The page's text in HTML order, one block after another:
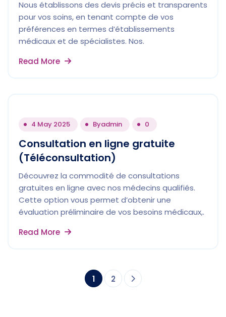
Nous établissons des devis précis et transparents
pour vos soins, en tenant compte de vos
préférences en termes d’établissements
médicaux et de spécialistes. Nos.
Read More
4 May 2025 Byadmin 0
Consultation en ligne gratuite
(Téléconsultation)
Découvrez la commodité de consultations
gratuites en ligne avec nos médecins qualifiés.
Cette option vous permet d’obtenir une
évaluation préliminaire de vos besoins médicaux,.
Read More
1 2